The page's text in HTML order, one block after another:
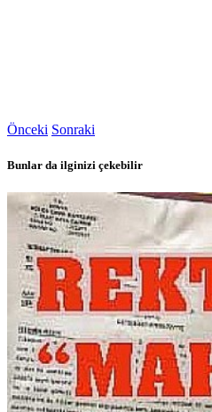
Önceki Sonraki
Bunlar da ilginizi çekebilir